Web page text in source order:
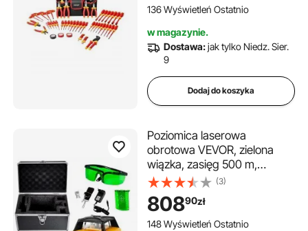
magnetycznymi, klucz
kształcie litery T, śrubokręt,
jednobiegunowy próbnik
napięcia
136 Wyświetleń Ostatnio
w magazynie.
Dostawa:jak tylko Niedz. Sier.
9
Dodaj do koszyka
Poziomica laserowa
obrotowa VEVOR, zielona
wiązka, zasięg 500 m,
regulowany kąt nachylenia,
obrót o 360°,
samopoziomowanie,
precyzyjny pomiar, w
(3)
80890zł
148 Wyświetleń Ostatnio